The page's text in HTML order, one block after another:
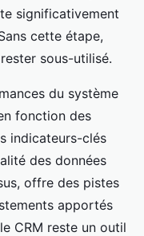
significativement
cette étape,
sous-utilisé.
du système
fonction des
indicateurs-clés
des données
offre des pistes
apportés
CRM reste un outil